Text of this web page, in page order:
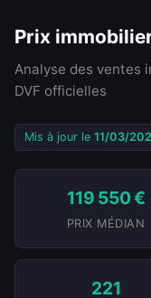
Prix
Analyse des ventes
DVF officielles
Mis à jour le 11/03/
119 550 €
PRIX MÉDIAN
221